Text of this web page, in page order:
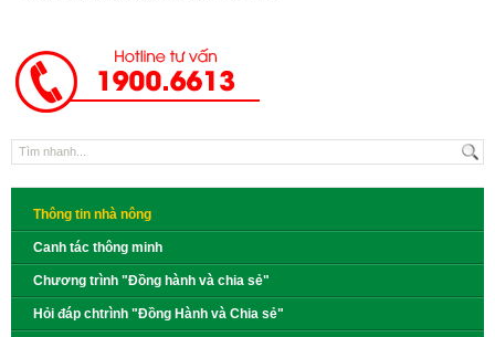
Thông tin nhà nông
Canh tác thông minh
Chương trình "Đồng hành và chia sẻ"
Hỏi đáp chtrình "Đồng Hành và Chia sẻ"